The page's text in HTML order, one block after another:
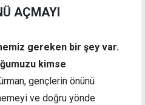
AÇMAYI
gereken bir şey var.
kimse
gençlerin önünü
ve doğru yönde